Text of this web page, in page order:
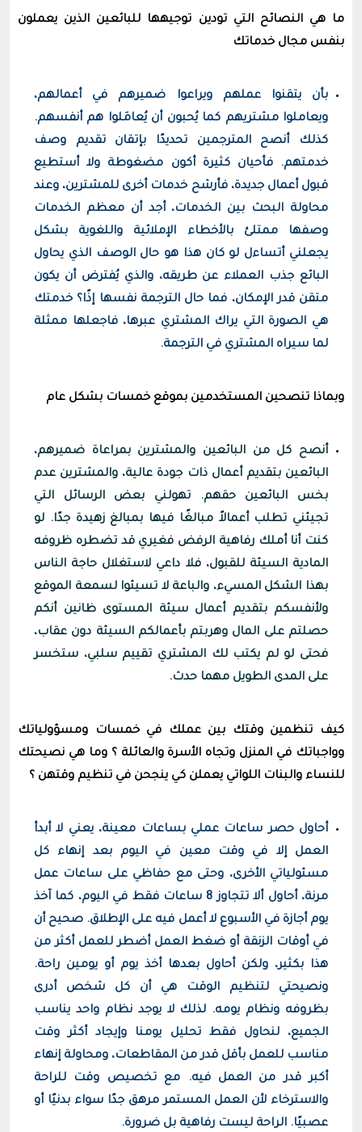
ما هي النصائح التي تودين توجيهها للبائعين الذين يعملون
بنفس مجال خدماتك
بأن يتقنوا عملهم ويراعوا ضميرهم في أعمالهم،
ويعاملوا مشتريهم كما يُحبون أن يُعامَلوا هم أنفسهم.
كذلك أنصح المترجمين تحديدًا بإتقان تقديم وصف
خدمتهم. فأحيان كثيرة أكون مضغوطة ولا أستطيع
قبول أعمال جديدة، فأرشح خدمات أخرى للمشترين، وعند
محاولة البحث بين الخدمات، أجد أن معظم الخدمات
وصفها ممتلئ بالأخطاء الإملائية واللغوية بشكل
يجعلني أتساءل لو كان هذا هو حال الوصف الذي يحاول
البائع جذب العملاء عن طريقه، والذي يُفترض أن يكون
متقن قدر الإمكان، فما حال الترجمة نفسها إذًا؟ خدمتك
هي الصورة التي يراك المشتري عبرها، فاجعلها ممثلة
لما سيراه المشتري في الترجمة.
وبماذا تنصحين المستخدمين بموقع خمسات بشكل عام
أنصح كل من البائعين والمشترين بمراعاة ضميرهم،
البائعين بتقديم أعمال ذات جودة عالية، والمشترين عدم
بخس البائعين حقهم. تهولني بعض الرسائل التي
تجيئني تطلب أعمالاً مبالغًا فيها بمبالغ زهيدة جدًا. لو
كنت أنا أملك رفاهية الرفض فغيري قد تضطره ظروفه
المادية السيئة للقبول، فلا داعي لاستغلال حاجة الناس
بهذا الشكل المسيء، والباعة لا تسيئوا لسمعة الموقع
ولأنفسكم بتقديم أعمال سيئة المستوى ظانين أنكم
حصلتم على المال وهربتم بأعمالكم السيئة دون عقاب،
فحتى لو لم يكتب لك المشتري تقييم سلبي، ستخسر
على المدى الطويل مهما حدث.
كيف تنظمين وقتك بين عملك في خمسات ومسؤولياتك
وواجباتك في المنزل وتجاه الأسرة والعائلة ؟ وما هي نصيحتك
للنساء والبنات اللواتي يعملن كي ينجحن في تنظيم وقتهن ؟
أحاول حصر ساعات عملي بساعات معينة، يعني لا أبدأ
العمل إلا في وقت معين في اليوم بعد إنهاء كل
مسئولياتي الأخرى، وحتى مع حفاظي على ساعات عمل
مرنة، أحاول ألا تتجاوز 8 ساعات فقط في اليوم، كما آخذ
يوم أجازة في الأسبوع لا أعمل فيه على الإطلاق. صحيح أن
في أوقات الزنقة أو ضغط العمل أضطر للعمل أكثر من
هذا بكثير، ولكن أحاول بعدها أخذ يوم أو يومين راحة.
ونصيحتي لتنظيم الوقت هي أن كل شخص أدرى
بظروفه ونظام يومه. لذلك لا يوجد نظام واحد يناسب
الجميع، لنحاول فقط تحليل يومنا وإيجاد أكثر وقت
مناسب للعمل بأقل قدر من المقاطعات، ومحاولة إنهاء
أكبر قدر من العمل فيه. مع تخصيص وقت للراحة
والاسترخاء لأن العمل المستمر مرهق جدًا سواء بدنيًا أو
عصبيًا. الراحة ليست رفاهية بل ضرورة.